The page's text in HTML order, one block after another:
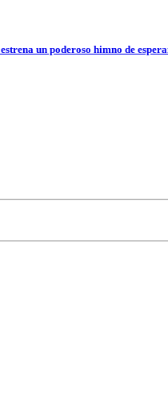
un poderoso himno de